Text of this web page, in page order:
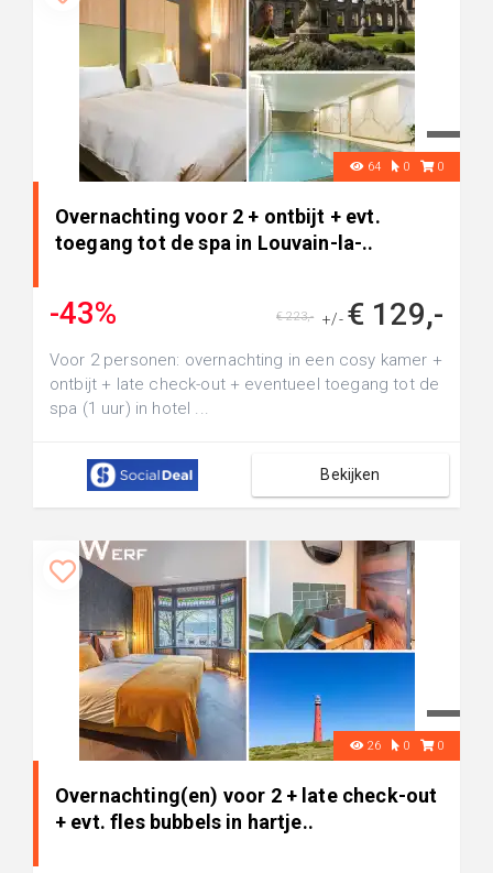
64 0 0
Overnachting voor 2 + ontbijt + evt.
toegang tot de spa in Louvain-la-..
-43% +/- € 129,-
€ 223,-
Voor 2 personen: overnachting in een cosy kamer +
ontbijt + late check-out + eventueel toegang tot de
spa (1 uur) in hotel ...
Bekijken
26 0 0
Overnachting(en) voor 2 + late check-out
+ evt. fles bubbels in hartje..